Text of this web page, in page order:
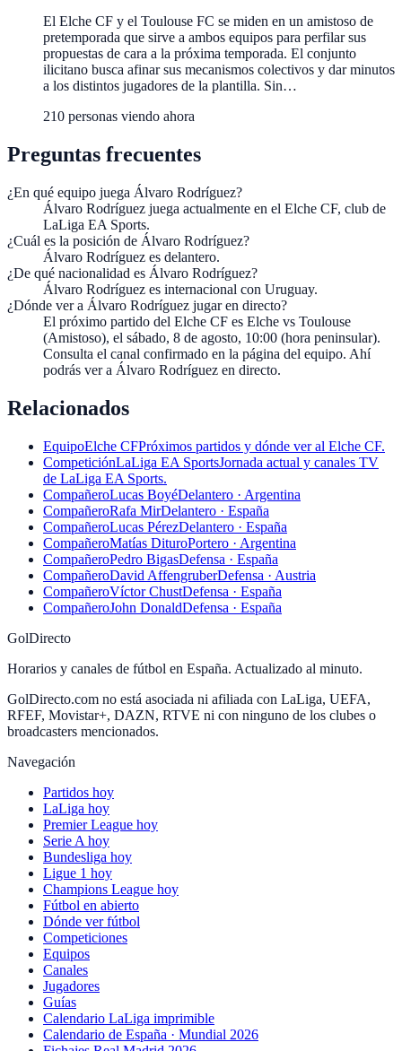
El Elche CF y el Toulouse FC se miden en un amistoso de
pretemporada que sirve a ambos equipos para perfilar sus
propuestas de cara a la próxima temporada. El conjunto
ilicitano busca afinar sus mecanismos colectivos y dar minutos
a los distintos jugadores de la plantilla. Sin…
210 personas viendo ahora
Preguntas frecuentes
¿En qué equipo juega Álvaro Rodríguez?
Álvaro Rodríguez juega actualmente en el Elche CF, club de
LaLiga EA Sports.
¿Cuál es la posición de Álvaro Rodríguez?
Álvaro Rodríguez es delantero.
¿De qué nacionalidad es Álvaro Rodríguez?
Álvaro Rodríguez es internacional con Uruguay.
¿Dónde ver a Álvaro Rodríguez jugar en directo?
El próximo partido del Elche CF es Elche vs Toulouse
(Amistoso), el sábado, 8 de agosto, 10:00 (hora peninsular).
Consulta el canal confirmado en la página del equipo. Ahí
podrás ver a Álvaro Rodríguez en directo.
Relacionados
EquipoElche CFPróximos partidos y dónde ver al Elche CF.
CompeticiónLaLiga EA SportsJornada actual y canales TV
de LaLiga EA Sports.
CompañeroLucas BoyéDelantero · Argentina
CompañeroRafa MirDelantero · España
CompañeroLucas PérezDelantero · España
CompañeroMatías DituroPortero · Argentina
CompañeroPedro BigasDefensa · España
CompañeroDavid AffengruberDefensa · Austria
CompañeroVíctor ChustDefensa · España
CompañeroJohn DonaldDefensa · España
GolDirecto
Horarios y canales de fútbol en España. Actualizado al minuto.
GolDirecto.com no está asociada ni afiliada con LaLiga, UEFA,
RFEF, Movistar+, DAZN, RTVE ni con ninguno de los clubes o
broadcasters mencionados.
Navegación
Partidos hoy
LaLiga hoy
Premier League hoy
Serie A hoy
Bundesliga hoy
Ligue 1 hoy
Champions League hoy
Fútbol en abierto
Dónde ver fútbol
Competiciones
Equipos
Canales
Jugadores
Guías
Calendario LaLiga imprimible
Calendario de España · Mundial 2026